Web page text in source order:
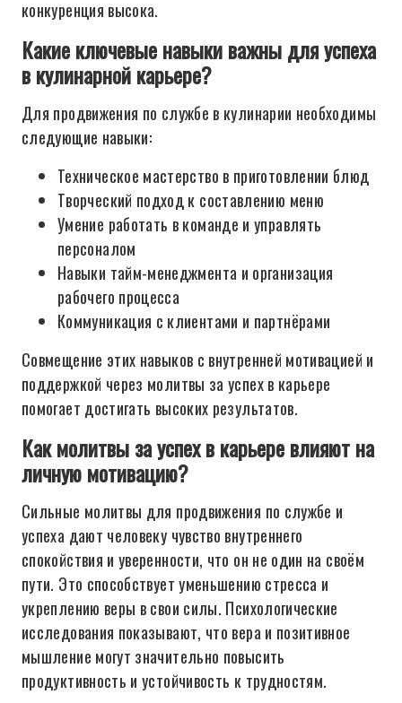
конкуренция высока.
Какие ключевые навыки важны для успеха
в кулинарной карьере?
Для продвижения по службе в кулинарии необходимы
следующие навыки:
Техническое мастерство в приготовлении блюд
Творческий подход к составлению меню
Умение работать в команде и управлять
персоналом
Навыки тайм-менеджмента и организация
рабочего процесса
Коммуникация с клиентами и партнёрами
Совмещение этих навыков с внутренней мотивацией и
поддержкой через молитвы за успех в карьере
помогает достигать высоких результатов.
Как молитвы за успех в карьере влияют на
личную мотивацию?
Сильные молитвы для продвижения по службе и
успеха дают человеку чувство внутреннего
спокойствия и уверенности, что он не один на своём
пути. Это способствует уменьшению стресса и
укреплению веры в свои силы. Психологические
исследования показывают, что вера и позитивное
мышление могут значительно повысить
продуктивность и устойчивость к трудностям.